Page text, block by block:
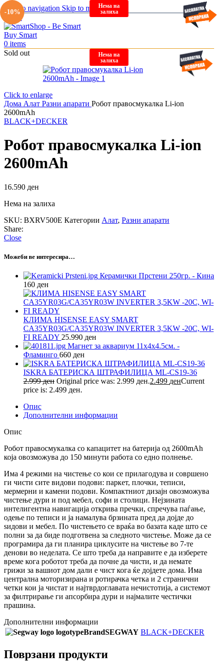
Skip to navigation Skip to main content
0 items
Sold out
Нема на
залиха
Click to enlarge
Дома Алат Разни апарати Робот правосмукалка Li-ion
2600mAh
BLACK+DECKER
Робот правосмукалка Li-ion
2600mAh
16.590 ден
Нема на залиха
SKU: BXRV500E Категории Алат, Разни апарати
Share:
Close
Можеби ве интересира…
Керамички Прстени 250гр. - Кина
160 ден
КЛИМА HISENSE EASY SMART
CA35YR03G/CA35YR03W INVERTER 3,5KW -20C, WI-
FI READY 25.990 ден
Магнет за аквариум 11х4х4.5см. -
Фламинго 660 ден
ISKRA БАТЕРИСКА ШТРАФИЛИЦА ML-CS19-36
2.999ден Original price was: 2.999 ден.2.499 денCurrent
price is: 2.499 ден.
Опис
Дополнителни информации
Опис
Робот правосмукалка со капацитет на батерија од 2600mAh
која овозможува до 150 минути работа со едно полнење.
Има 4 режими на чистење со кои се прилагодува и совршено
ги чисти сите видови подови: паркет, плочки, теписи,
мермерни и камени подови. Компактниот дизајн овозможува
чистење дури и под мебел, софи и столици. Нејзината
интелигентна навигација открива пречки, спречува паѓање,
одење по теписи и ја намалува брзината пред да дојде до
ѕидови и мебел. По чистењето се враќа во базата каде што се
полни за да биде подготвена за следното чистење. Може да се
програмира да ги планира циклусите на чистење во 7-те
денови во неделата. Се што треба да направите е да изберете
време кога роботот треба да почне да чисти, и да немате
грижи за вашиот дом дали е чист кога ќе дојдете дома. Има
централна моторизирана и ротирачка четка и 2 странични
четки кои ја чистат и најтврдоглавата нечистотија, а системот
за филтрирање ги апсорбира дури и најмалите честички
прашина.
Дополнителни информации
BrandSEGWAY BLACK+DECKER
Поврзани продукти
-10%
Нема на
залиха